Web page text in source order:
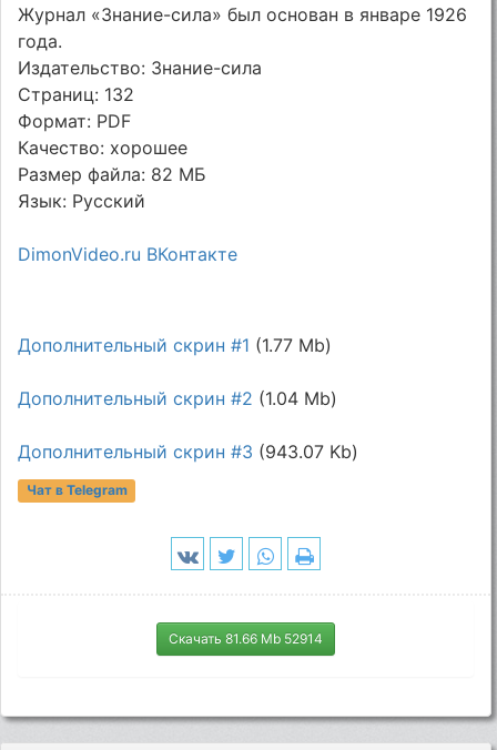
Журнал «Знание-сила» был основан в январе 1926
года.
Издательство: Знание-сила
Страниц: 132
Формат: PDF
Качество: хорошее
Размер файла: 82 МБ
Язык: Русский
DimonVideo.ru ВКонтакте
Дополнительный скрин #1 (1.77 Mb)
Дополнительный скрин #2 (1.04 Mb)
Дополнительный скрин #3 (943.07 Kb)
Чат в Telegram
Скачать 81.66 Mb 52914